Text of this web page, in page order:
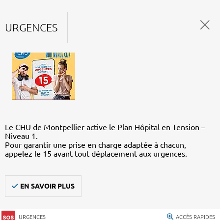
URGENCES
Le CHU de Montpellier active le Plan Hôpital en Tension –
Niveau 1.
Pour garantir une prise en charge adaptée à chacun,
appelez le 15 avant tout déplacement aux urgences.
EN SAVOIR PLUS
URGENCES ACCÈS RAPIDES